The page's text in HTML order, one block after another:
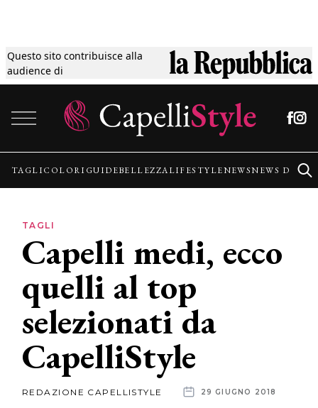
Questo sito contribuisce alla
audience di
Tagli
Colori
Guide
Lifestyle
News
News
TAGLICOLORI GUIDEBELLEZZALIFESTYLENEWSNEWS
TAGLI
Capelli medi, ecco
quelli al top
selezionati da
CapelliStyle
REDAZIONE CAPELLISTYLE 29 GIUGNO 2018